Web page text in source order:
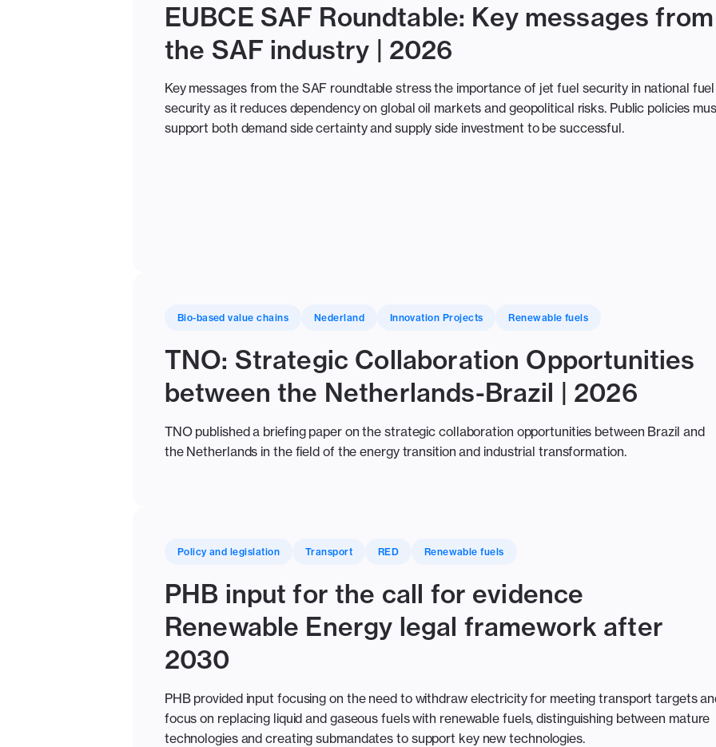
EUBCE SAF Roundtable: Key messages from
the SAF industry | 2026
Key messages from the SAF roundtable stress the importance of jet fuel security in national fuel
security as it reduces dependency on global oil markets and geopolitical risks. Public policies
support both demand side certainty and supply side investment to be successful.
Bio-based value chains Nederland Innovation Projects Renewable fuels
TNO: Strategic Collaboration Opportunities
between the Netherlands-Brazil | 2026
TNO published a briefing paper on the strategic collaboration opportunities between Brazil and
the Netherlands in the field of the energy transition and industrial transformation.
Policy and legislation Transport RED Renewable fuels
PHB input for the call for evidence
Renewable Energy legal framework after
2030
PHB provided input focusing on the need to withdraw electricity for meeting transport targets
focus on replacing liquid and gaseous fuels with renewable fuels, distinguishing between mature
technologies and creating submandates to support key new technologies.